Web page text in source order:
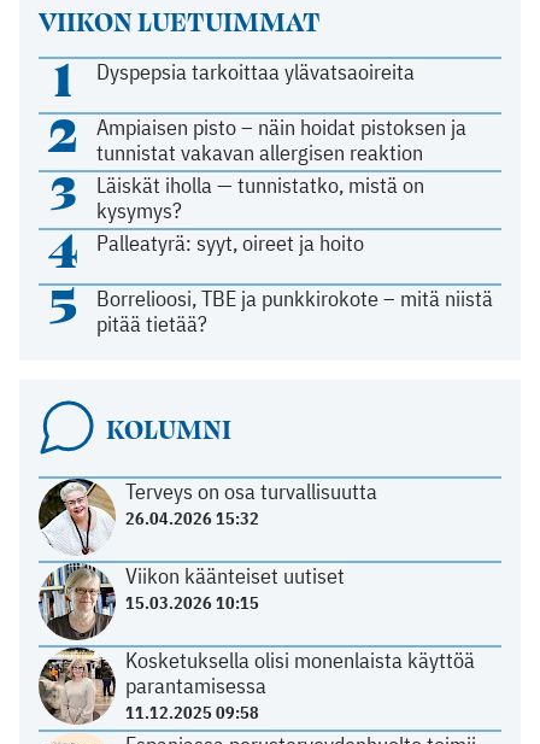
VIIKON LUETUIMMAT
1 Dyspepsia tarkoittaa ylävatsaoireita
2
Ampiaisen pisto – näin hoidat pistoksen ja
tunnistat vakavan allergisen reaktion
3
Läiskät iholla — tunnistatko, mistä on
kysymys?
4 Palleatyrä: syyt, oireet ja hoito
5
Borrelioosi, TBE ja punkkirokote – mitä niistä
pitää tietää?
KOLUMNI
Terveys on osa turvallisuutta
26.04.2026 15:32
Viikon käänteiset uutiset
15.03.2026 10:15
Kosketuksella olisi monenlaista käyttöä
parantamisessa
11.12.2025 09:58